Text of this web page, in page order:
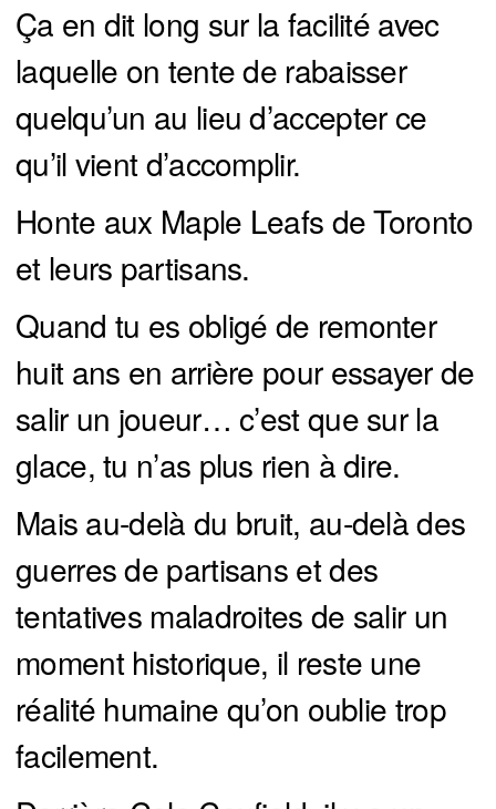
Ça en dit long sur la facilité avec
laquelle on tente de rabaisser
quelqu’un au lieu d’accepter ce
qu’il vient d’accomplir.
Honte aux Maple Leafs de Toronto
et leurs partisans.
Quand tu es obligé de remonter
huit ans en arrière pour essayer de
salir un joueur… c’est que sur la
glace, tu n’as plus rien à dire.
Mais au-delà du bruit, au-delà des
guerres de partisans et des
tentatives maladroites de salir un
moment historique, il reste une
réalité humaine qu’on oublie trop
facilement.